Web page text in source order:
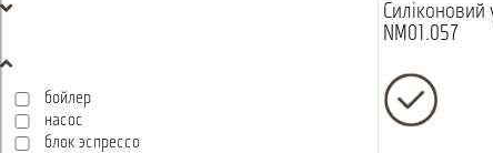
бойлер
насос
блок эспрессо
Силіконовий
NM01.057